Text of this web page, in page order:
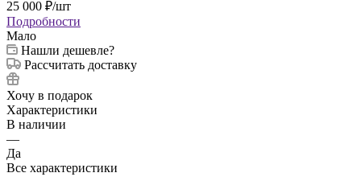
25 000 ₽/шт
Подробности
Мало
Нашли дешевле?
Рассчитать доставку
Хочу в подарок
Характеристики
В наличии
—
Да
Все характеристики